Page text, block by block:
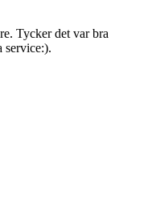
Tycker det var bra
service:).